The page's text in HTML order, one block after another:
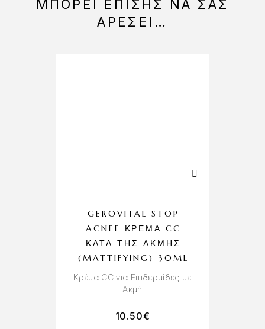
ΜΠΟΡΕΊ ΕΠΊΣΗΣ ΝΑ ΣΑΣ
ΑΡΈΣΕΙ…
GEROVITAL STOP
ACNEE ΚΡΈΜΑ CC
ΚΑΤΆ ΤΗΣ ΑΚΜΉΣ
(MATTIFYING) 30ML
Κρέμα CC για Επιδερμίδες με
Ακμή
10.50€